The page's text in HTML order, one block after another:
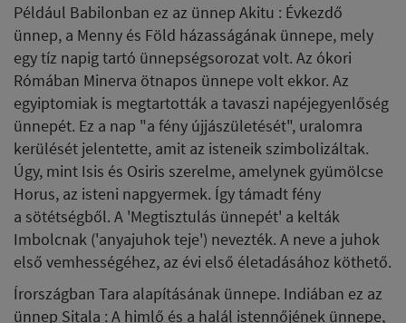
Például Babilonban ez az ünnep Akitu : Évkezdő
ünnep, a Menny és Föld házasságának ünnepe, mely
egy tíz napig tartó ünnepségsorozat volt. Az ókori
Rómában Minerva ötnapos ünnepe volt ekkor. Az
egyiptomiak is megtartották a tavaszi napéjegyenlőség
ünnepét. Ez a nap "a fény újjászületését", uralomra
kerülését jelentette, amit az isteneik szimbolizáltak.
Úgy, mint Isis és Osiris szerelme, amelynek gyümölcse
Horus, az isteni napgyermek. Így támadt fény
a sötétségből. A 'Megtisztulás ünnepét' a kelták
Imbolcnak ('anyajuhok teje') nevezték. A neve a juhok
első vemhességéhez, az évi első életadásához köthető.
Írországban Tara alapításának ünnepe. Indiában ez az
ünnep Sitala : A himlő és a halál istennőjének ünnepe,